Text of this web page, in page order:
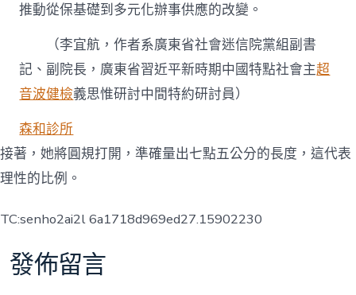
推動從保基礎到多元化辦事供應的改變。
（李宜航，作者系廣東省社會迷信院黨組副書
記、副院長，廣東省習近平新時期中國特點社會主超
音波健檢義思惟研討中間特約研討員）
森和診所
接著，她將圓規打開，準確量出七點五公分的長度，這代表
理性的比例。
TC:senho2ai2l 6a1718d969ed27.15902230
發佈留言